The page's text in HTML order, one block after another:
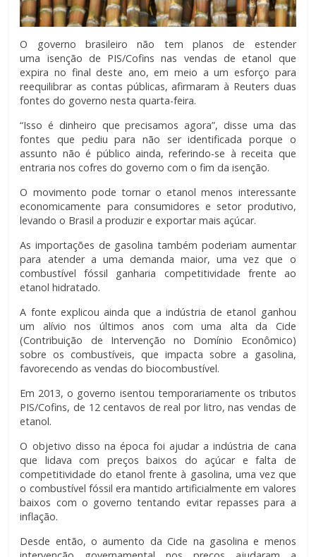
O governo brasileiro não tem planos de estender
uma isenção de PIS/Cofins nas vendas de etanol que
expira no final deste ano, em meio a um esforço para
reequilibrar as contas públicas, afirmaram à Reuters duas
fontes do governo nesta quarta-feira.
“Isso é dinheiro que precisamos agora”, disse uma das
fontes que pediu para não ser identificada porque o
assunto não é público ainda, referindo-se à receita que
entraria nos cofres do governo com o fim da isenção.
O movimento pode tornar o etanol menos interessante
economicamente para consumidores e setor produtivo,
levando o Brasil a produzir e exportar mais açúcar.
As importações de gasolina também poderiam aumentar
para atender a uma demanda maior, uma vez que o
combustível fóssil ganharia competitividade frente ao
etanol hidratado.
A fonte explicou ainda que a indústria de etanol ganhou
um alívio nos últimos anos com uma alta da Cide
(Contribuição de Intervenção no Domínio Econômico)
sobre os combustíveis, que impacta sobre a gasolina,
favorecendo as vendas do biocombustível.
Em 2013, o governo isentou temporariamente os tributos
PIS/Cofins, de 12 centavos de real por litro, nas vendas de
etanol.
O objetivo disso na época foi ajudar a indústria de cana
que lidava com preços baixos do açúcar e falta de
competitividade do etanol frente à gasolina, uma vez que
o combustível fóssil era mantido artificialmente em valores
baixos com o governo tentando evitar repasses para a
inflação.
Desde então, o aumento da Cide na gasolina e menos